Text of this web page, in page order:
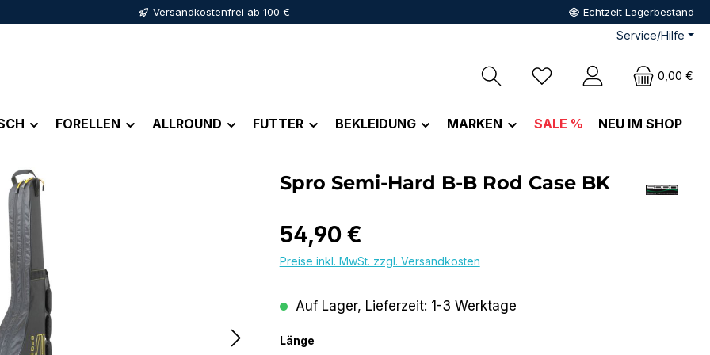
Versandkostenfrei ab 100 € Echtzeit Lagerbestand
Service/Hilfe
Du hast 0 Produkte auf dem
0,00 €
FORELLEN ALLROUND FUTTER BEKLEIDUNG MARKEN SALE % NEU IM SHOP
Spro Semi-Hard B-B Rod Case BK
Regulärer Preis:
54,90 €
Preise inkl. MwSt. zzgl. Versandkosten
Auf Lager, Lieferzeit: 1-3 Werktage
Längeauswählen